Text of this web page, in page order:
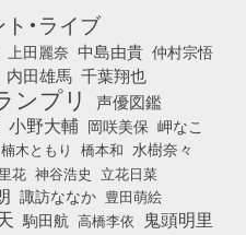
・ライブ
上田麗奈 中島由貴 仲村宗悟
内田雄馬 千葉翔也
ンプリ 声優図鑑
小野大輔 岡咲美保 岬なこ
楠木ともり 橋本和 水樹奈々
花 神谷浩史 立花日菜
諏訪ななか 豊田萌絵
駒田航 高橋李依 鬼頭明里